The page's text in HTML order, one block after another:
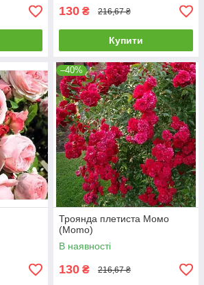
130 ₴ 216,67 ₴
Купити
–40%
Троянда плетиста Момо
(Momo)
В наявності
130 ₴ 216,67 ₴